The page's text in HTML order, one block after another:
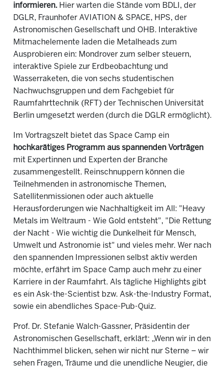
informieren. Hier warten die Stände vom BDLI, der
DGLR, Fraunhofer AVIATION & SPACE, HPS, der
Astronomischen Gesellschaft und OHB.
nteraktive
Mitmachelemente laden die Metalheads zum
Ausprobieren ein: Mondrover zum selber steuern,
interaktive Spiele zur Erdbeobachtung und
Wasserraketen, die von sechs studentischen
Nachwuchsgruppen und dem Fachgebiet für
Raumfahrttechnik (RFT) der Technischen Universität
Berlin umgesetzt werden (durch die DGLR ermöglicht).
Im Vortragszelt bietet das Space Camp ein
hochkarätiges Programm aus spannenden Vorträgen
mit Expertinnen und Experten der Branche
zusammengestellt. Reinschnuppern können die
Teilnehmenden in astronomische Themen,
Satellitenmissionen oder auch aktuelle
Herausforderungen wie Nachhaltigkeit im All: "Heavy
Metals im Weltraum - Wie Gold entsteht", "Die Rettung
der Nacht - Wie wichtig die Dunkelheit für Mensch,
Umwelt und Astronomie ist" und vieles mehr. Wer nach
den spannenden Impressionen selbst aktiv werden
möchte, erfährt im Space Camp auch mehr zu einer
Karriere in der Raumfahrt. Als tägliche Highlights gibt
es ein Ask-the-Scientist bzw. Ask-the-Industry Format,
sowie ein abendliches Space-Pub-Quiz.
Prof. Dr. Stefanie Walch-Gassner, Präsidentin der
Astronomischen Gesellschaft, erklärt: „Wenn wir in den
Nachthimmel blicken, sehen wir nicht nur Sterne – wir
sehen Fragen, Träume und die unendliche Neugier, die